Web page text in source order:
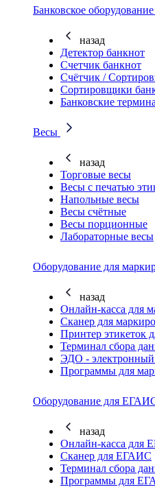
Банковское оборудование
назад
Детектор банкнот
Счетчик банкнот
Счётчик /
Сортировщики
Банковские
Весы
назад
Торговые весы
Весы с печатью
Напольные весы
Весы счётные
Весы порционные
Лабораторные весы
Оборудование для
назад
Онлайн-касса для
Сканер для
Принтер этикеток
Терминал сбора
ЭДО - электронный
Программы для
Оборудование для
назад
Онлайн-касса для
Сканер для ЕГАИС
Терминал сбора
Программы для